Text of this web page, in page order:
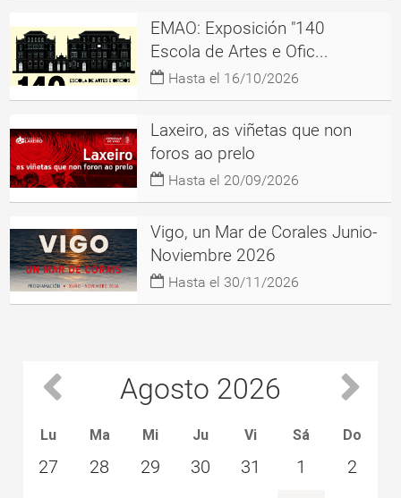
EMAO: Exposición "140
Escola de Artes e Ofic...
Hasta el 16/10/2026
Laxeiro, as viñetas que non
foros ao prelo
Hasta el 20/09/2026
Vigo, un Mar de Corales Junio-
Noviembre 2026
Hasta el 30/11/2026
Agosto 2026
Lu Ma Mi Ju Vi Sá Do
27 28 29 30 31 1 2